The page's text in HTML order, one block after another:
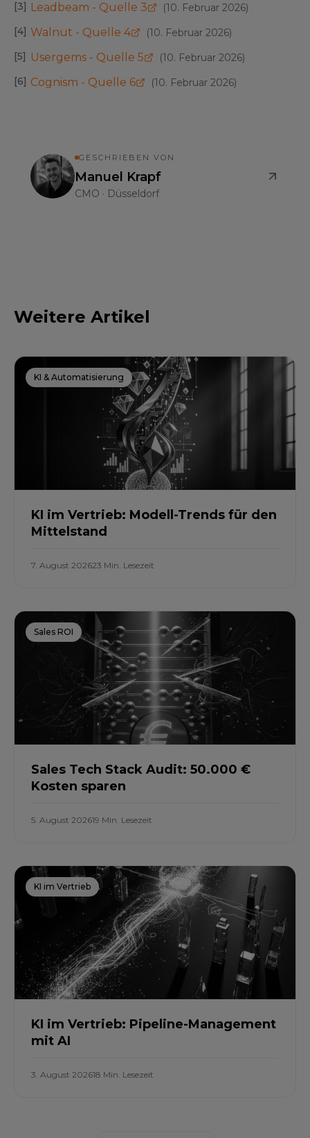
[3] Leadbeam - Quelle 3 (10. Februar 2026)
[4] Walnut - Quelle 4 (10. Februar 2026)
[5] Usergems - Quelle 5 (10. Februar 2026)
[6] Cognism - Quelle 6 (10. Februar 2026)
GESCHRIEBEN VON
Manuel Krapf
CMO · Düsseldorf
Weitere Artikel
KI & Automatisierung
KI im Vertrieb: Modell-Trends für den
Mittelstand
7. August 202623 Min. Lesezeit
Sales ROI
Sales Tech Stack Audit: 50.000 €
Kosten sparen
5. August 202619 Min. Lesezeit
KI im Vertrieb
KI im Vertrieb: Pipeline-Management
mit AI
3. August 202618 Min. Lesezeit